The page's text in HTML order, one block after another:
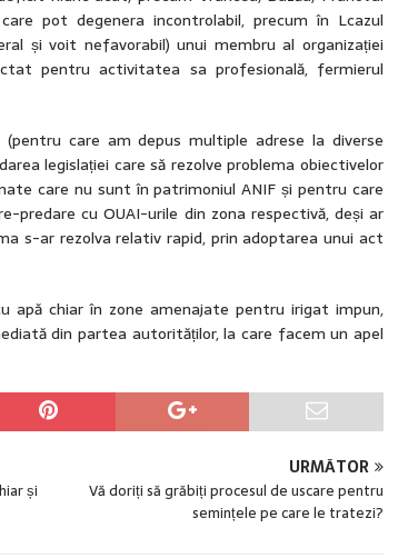
pot degenera incontrolabil, precum în Lcazul
și voit nefavorabil) unui membru al organizației
pentru activitatea sa profesională, fermierul
care am depus multiple adrese la diverse
legislației care să rezolve problema obiectivelor
care nu sunt în patrimoniul ANIF și pentru care
predare cu OUAI-urile din zona respectivă, deși ar
s-ar rezolva relativ rapid, prin adoptarea unui act
apă chiar în zone amenajate pentru irigat impun,
din partea autorităților, la care facem un apel
și
URMĂTOR
Vă doriți să grăbiți procesul de uscare pentru
semințele pe care le tratezi?